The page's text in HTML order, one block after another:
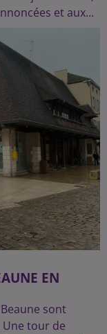
et aux...
EN
sont
tour de